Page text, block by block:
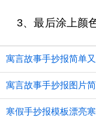
3、最后涂上颜
寓言故事手抄报简单
寓言故事手抄报图片
寒假手抄报模板漂亮